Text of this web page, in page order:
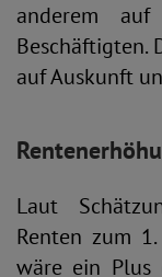
anderem
Beschäftigten.
auf Auskunft
Laut
Renten zum
wäre ein Plus